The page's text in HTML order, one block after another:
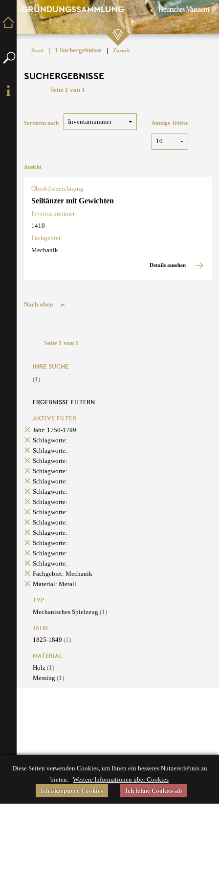
GRÜNDUNGSSAMMLUNG
Start | 1 Suchergebnisse | Zurück
SUCHERGEBNISSE
Seite 1 von 1
Sortieren nach Anzeige Treffer
Ansicht
Objektbezeichnung
Seiltänzer mit Gewichten
Inventarnummer
1410
Fachgebiet
Mechanik
Details ansehen
Nach oben
Seite 1 von 1
IHRE SUCHE
(1)
ERGEBNISSE FILTERN
AKTIVE FILTER
Jahr: 1750-1799
Schlagworte:
Schlagworte:
Schlagworte:
Schlagworte:
Schlagworte:
Schlagworte:
Schlagworte:
Schlagworte:
Schlagworte:
Schlagworte:
Schlagworte:
Schlagworte:
Schlagworte:
Fachgebiet: Mechanik
Material: Metall
TYP
Mechanisches Spielzeug (1)
JAHR
1825-1849 (1)
MATERIAL
Holz (1)
Messing (1)
Diese Seiten verwenden Cookies, um Ihnen ein besseres Nutzererlebnis zu
bieten. Weitere Informationen über Cookies
Ich akzeptiere Cookies
Ich lehne Cookies ab